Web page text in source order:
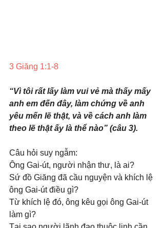
3 Giăng 1:1-8
“Vì tôi rất lấy làm vui vẻ mà thấy mấy
anh em đến đây, làm chứng về anh
yêu mến lẽ thật, và về cách anh làm
theo lẽ thật ấy là thể nào” (câu 3).
Câu hỏi suy ngẫm:
Ông Gai-út, người nhận thư, là ai?
Sứ đồ Giăng đã cầu nguyện và khích lệ
ông Gai-út điều gì?
Từ khích lệ đó, ông kêu gọi ông Gai-út
làm gì?